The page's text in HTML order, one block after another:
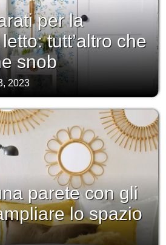
per la
tutt’altro che
snob
2023
parete con gli
lo spazio